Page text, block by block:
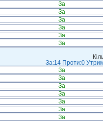
За
За
За
За
За
За
За:14 Проти:0
За
За
За
За
За
За
За